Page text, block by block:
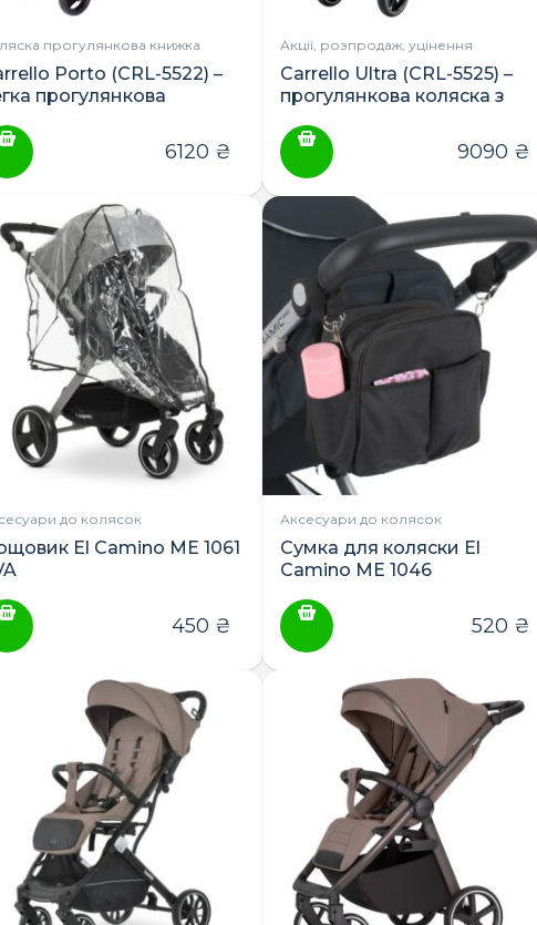
прогулянкова книжка
Porto (CRL-5522) –
прогулянкова
6120 ₴
Акції, розпродаж, уцінення
Carrello Ultra (CRL-5525) –
прогулянкова коляска з
9090 ₴
до колясок
El Camino ME 1061
450 ₴
Аксесуари до колясок
Сумка для коляски El
Camino ME 1046
520 ₴